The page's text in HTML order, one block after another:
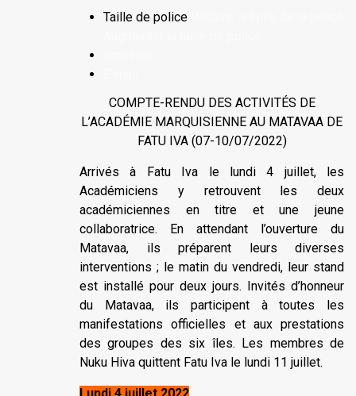
Taille de police
COMPTE-RENDU DES ACTIVITÉS DE
L’ACADÉMIE MARQUISIENNE AU MATAVAA DE
FATU IVA (07-10/07/2022)
Arrivés à Fatu Iva le lundi 4 juillet, les
Académiciens y retrouvent les deux
académiciennes en titre et une jeune
collaboratrice. En attendant l’ouverture du
Matavaa, ils préparent leurs diverses
interventions ; le matin du vendredi, leur stand
est installé pour deux jours. Invités d’honneur
du Matavaa, ils participent à toutes les
manifestations officielles et aux prestations
des groupes des six îles. Les membres de
Nuku Hiva quittent Fatu Iva le lundi 11 juillet.